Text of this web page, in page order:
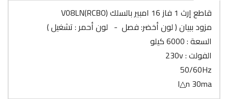
قاطع إرث 1 فاز 16 امبير بالسلك V08LN(RCBO)
مزود ببيان ( لون أخضر: فصل - لون أحمر : تشغيل )
السعة : 6000 كيلو
الفولت : 230v
50/60Hz
l△n 30ma